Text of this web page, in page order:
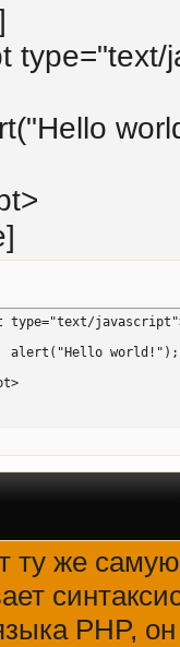
type="text/
type="text/
ту же
PHP,